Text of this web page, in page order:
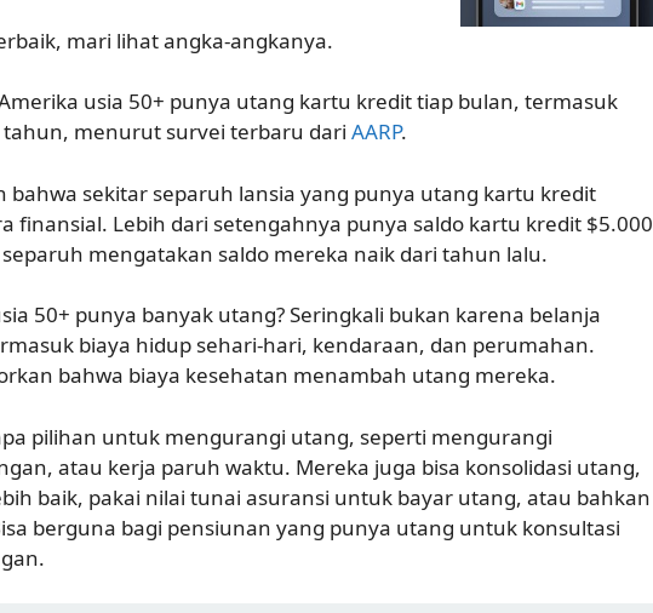
mari lihat angka-angkanya.
usia 50+ punya utang kartu kredit tiap bulan, termasuk
tahun, menurut survei terbaru dari AARP.
bahwa sekitar separuh lansia yang punya utang kartu kredit
finansial. Lebih dari setengahnya punya saldo kartu kredit $5.000
mengatakan saldo mereka naik dari tahun lalu.
50+ punya banyak utang? Seringkali bukan karena belanja
biaya hidup sehari-hari, kendaraan, dan perumahan.
bahwa biaya kesehatan menambah utang mereka.
pilihan untuk mengurangi utang, seperti mengurangi
atau kerja paruh waktu. Mereka juga bisa konsolidasi utang,
baik, pakai nilai tunai asuransi untuk bayar utang, atau bahkan
berguna bagi pensiunan yang punya utang untuk konsultasi